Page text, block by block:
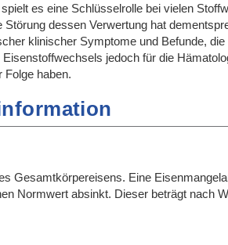
es eine Schlüsselrolle bei vielen
dessen Verwertung hat
klinischer Symptome und Befunde,
jedoch für die
Folge haben.
Gesamtkörpereisens. Eine
Normwert absinkt. Dieser beträgt nach